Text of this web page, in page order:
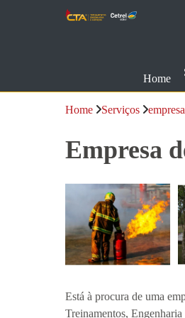
Home
Home Serviços
Empresa
Está à procura de uma
Treinamentos,